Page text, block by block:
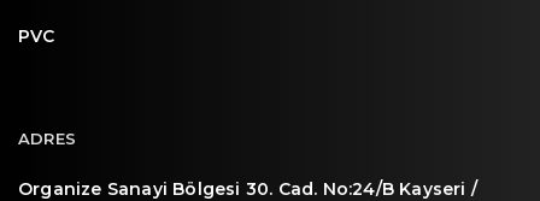
PVC
ADRES
Organize Sanayi Bölgesi 30. Cad. No:24/B Kayseri /